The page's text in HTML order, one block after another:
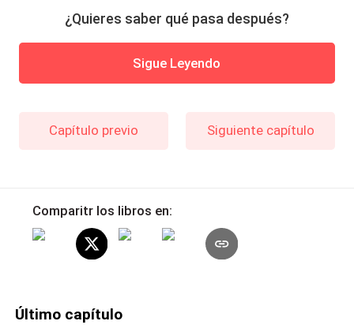
¿Quieres saber qué pasa después?
Sigue Leyendo
Capítulo previo Siguiente capítulo
Comparitr los libros en:
Último capítulo